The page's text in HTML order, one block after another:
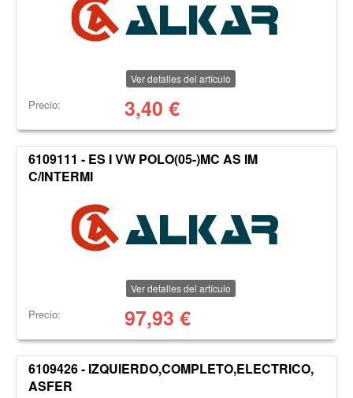
Ver detalles del artículo
Precio: 3,40 €
6109111 - ES I VW POLO(05-)MC AS IM
C/INTERMI
Ver detalles del artículo
Precio: 97,93 €
6109426 - IZQUIERDO,COMPLETO,ELECTRICO,
ASFER